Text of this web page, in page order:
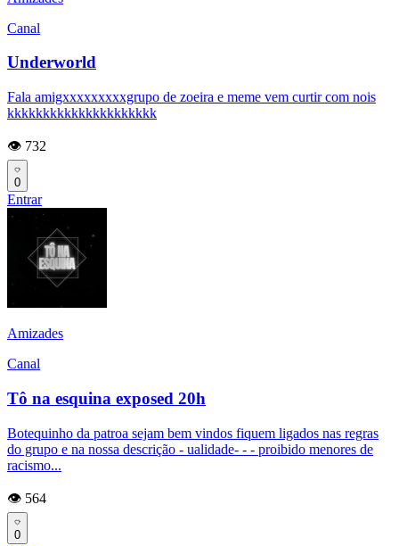
Canal
Underworld
Fala amigxxxxxxxxxgrupo de zoeira e meme vem curtir com nois
kkkkkkkkkkkkkkkkkkkkk
👁️ 732
0
Entrar
Amizades
Canal
Tô na esquina exposed 20h
Botequinho da patroa sejam bem vindos fiquem ligados nas regras
do grupo e na nossa descrição - ualidade- - - proibido menores de
racismo...
👁️ 564
0